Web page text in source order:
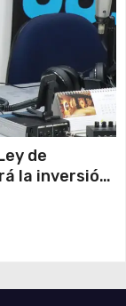
de
la inversión